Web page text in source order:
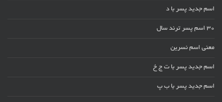
اسم جدید پسر با د
30 اسم پسر ترند سال
معنی اسم نسرین
اسم جدید پسر با ت ج خ
اسم جدید پسر با ب پ